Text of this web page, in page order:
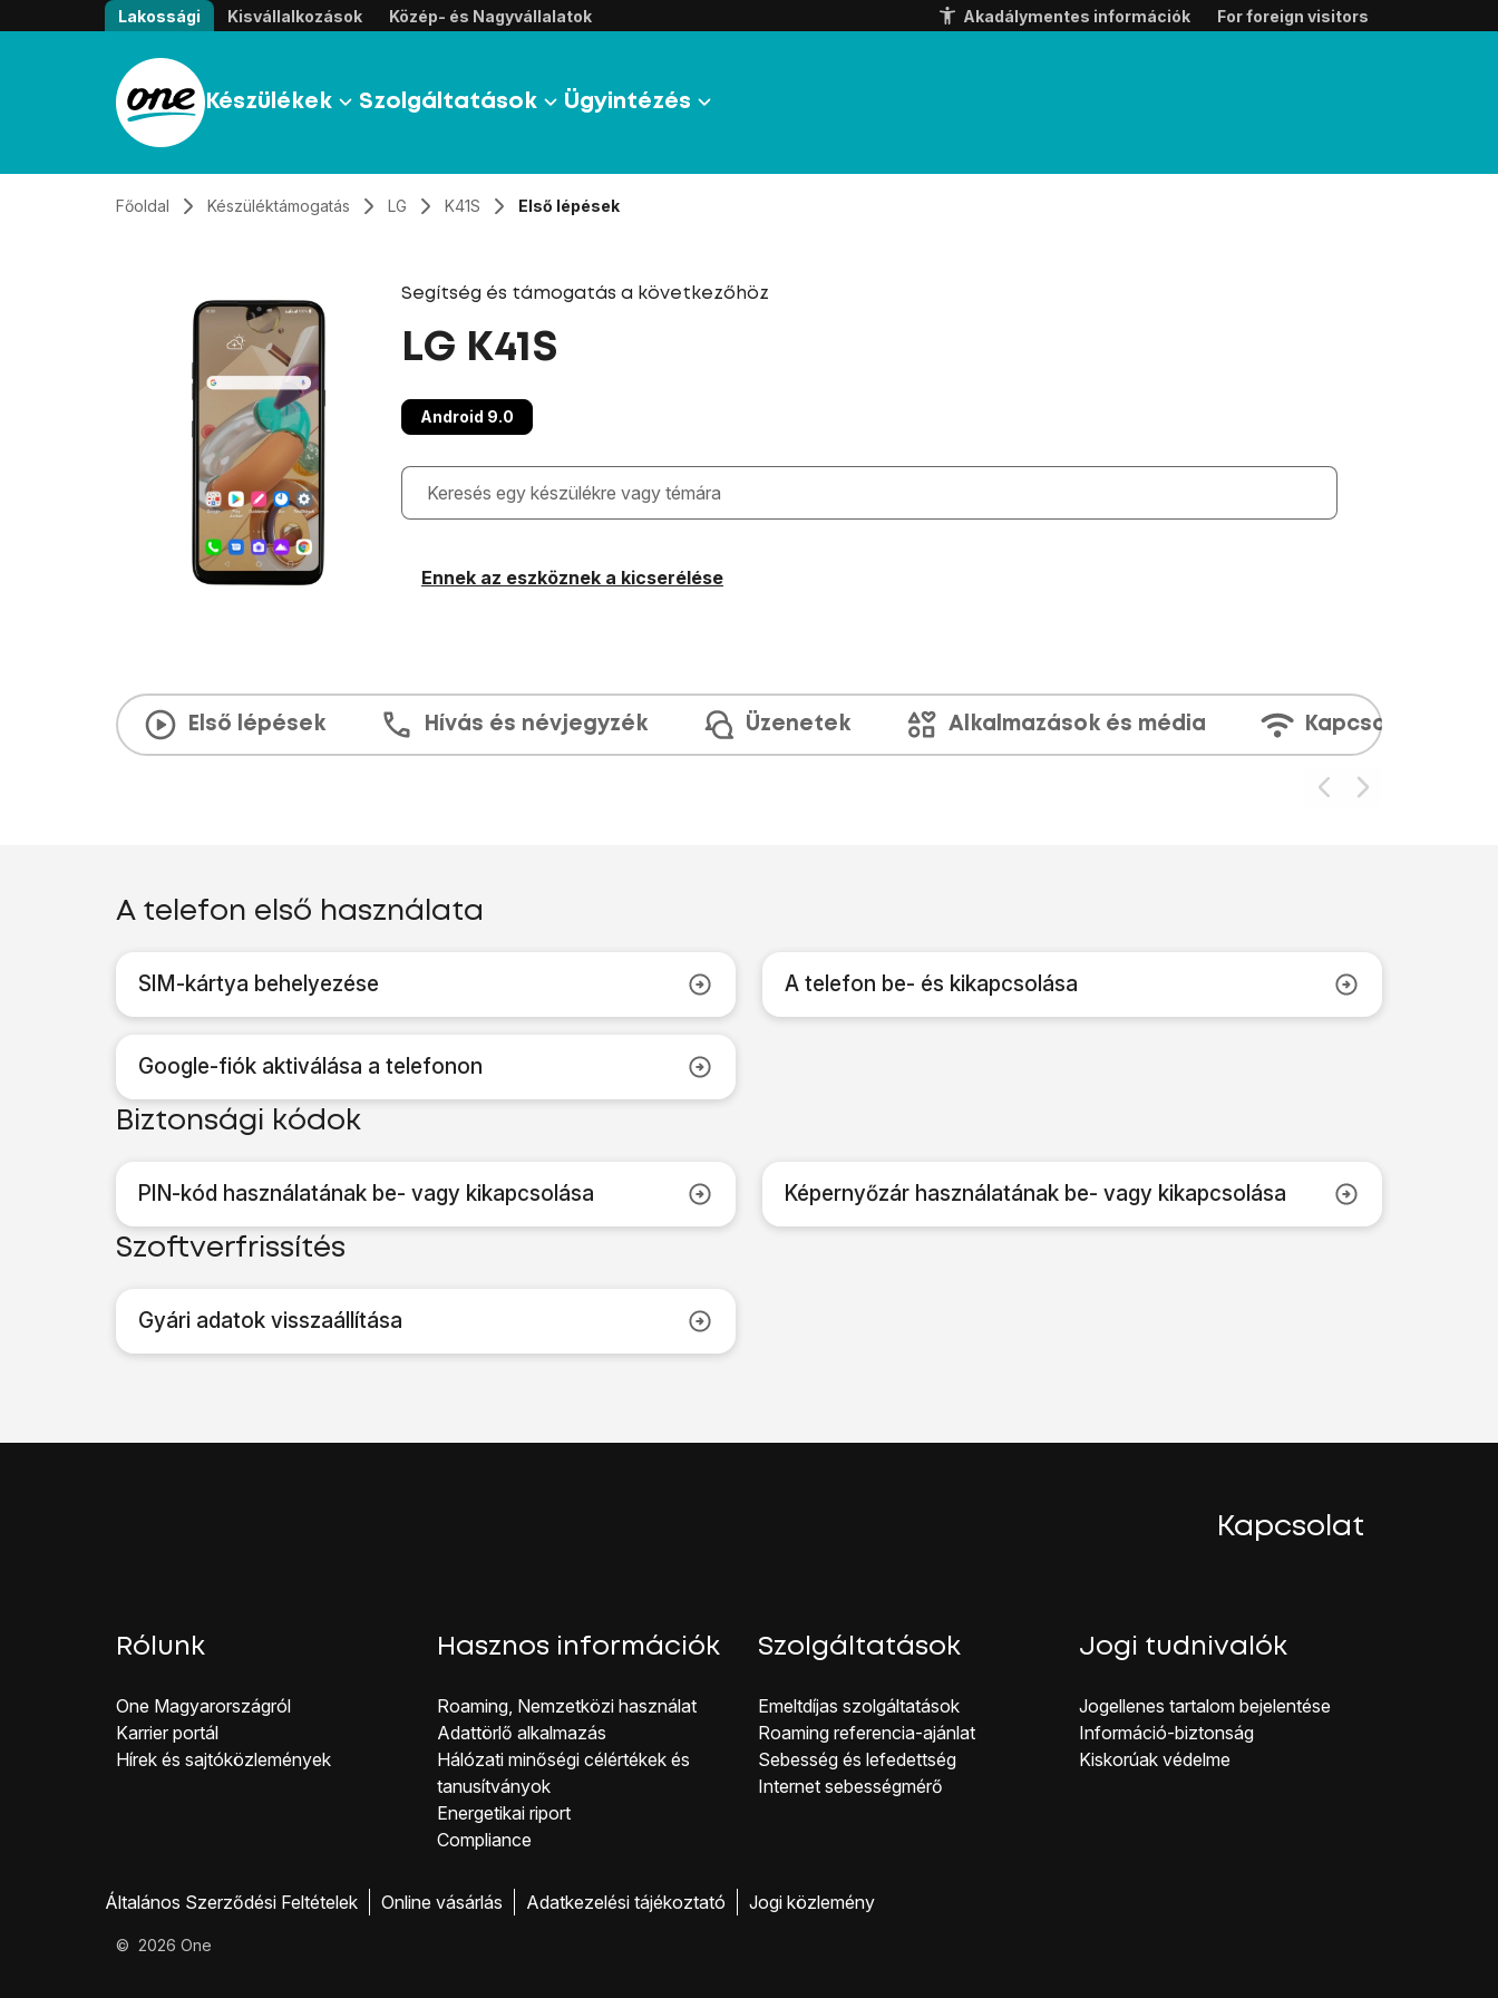
Átugrás, tovább a tartalomhoz
Lakossági Kisvállalkozások Közép- és Nagyvállalatok Akadálymentes információk For foreign visitors
Készülékek Szolgáltatások Ügyintézés
Főoldal Készüléktámogatás LG K41S Első lépések
Segítség és támogatás a következőhöz
LG K41S
Android 9.0
Gépelés közben megjelennek a keresési javaslatok a mező alatt
Ennek az eszköznek a kicserélése
Első lépések Hívás és névjegyzék Üzenetek Alkalmazások és média Kapcsolatok
A telefon első használata
SIM-kártya behelyezése A telefon be- és kikapcsolása
Google-fiók aktiválása a telefonon
Biztonsági kódok
PIN-kód használatának be- vagy kikapcsolása Képernyőzár használatának be- vagy kikapcsolása
Szoftverfrissítés
Gyári adatok visszaállítása
Kapcsolat
Rólunk
One Magyar országról
Karrier portál
Hírek és sajtóközlemények
Hasznos információk
Roaming, Nemzetközi használat
Adattörlő alkalmazás
Hálózati minőségi célérté kek és
tanusítványok
Energetikai riport
Co mpliance
Szolgáltatások
Emeltdíjas szolgáltatások
Roaming referencia-ajánlat
Sebesség és lefedettség
Internet sebességmérő
Jogi tudnivalók
Jogellenes ta rtalom bejelentése
Inf ormáció-biztonság
Kiskorúak véd elme
Általános Szerződési Feltételek Online vásárlás Adatkezelési tájékoztató Jogi közlemény
© 2026 One